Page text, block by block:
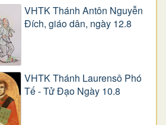
VHTK Thánh Antôn Nguyễn
Ðích, giáo dân, ngày 12.8
VHTK Thánh Laurensô Phó
Tế - Tử Đạo Ngày 10.8